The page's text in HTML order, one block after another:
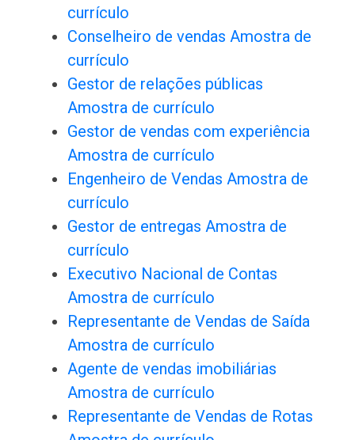
currículo
Conselheiro de vendas Amostra de
currículo
Gestor de relações públicas
Amostra de currículo
Gestor de vendas com experiência
Amostra de currículo
Engenheiro de Vendas Amostra de
currículo
Gestor de entregas Amostra de
currículo
Executivo Nacional de Contas
Amostra de currículo
Representante de Vendas de Saída
Amostra de currículo
Agente de vendas imobiliárias
Amostra de currículo
Representante de Vendas de Rotas